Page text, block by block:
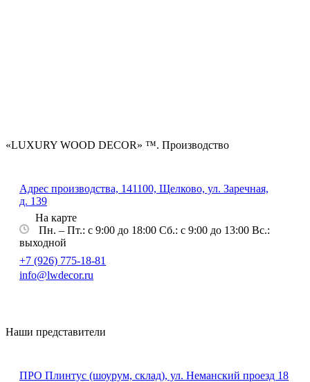
«LUXURY WOOD DECOR» ™. Производство
Адрес производства, 141100, Щелково, ул. Заречная,
д. 139
На карте
Пн. – Пт.: с 9:00 до 18:00 Сб.: с 9:00 до 13:00 Вс.:
выходной
+7 (926) 775-18-81
info@lwdecor.ru
Наши представители
ПРО Плинтус (шоурум, склад), ул. Неманский проезд 18